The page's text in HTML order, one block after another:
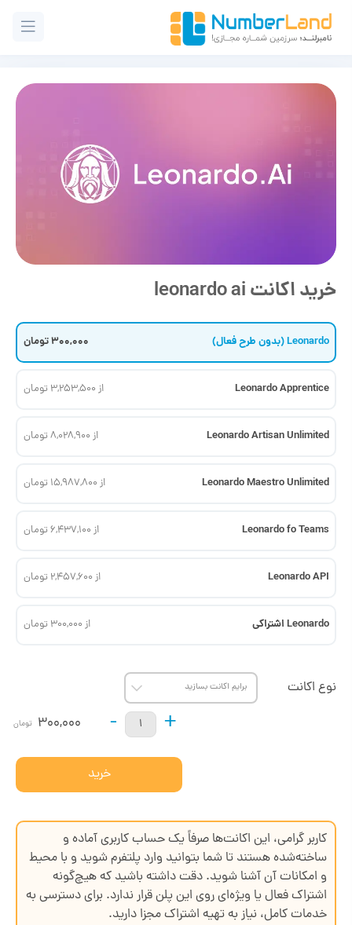
خرید اکانت leonardo ai
Leonardo (بدون طرح فعال) 300,000 تومان
Leonardo Apprentice از 3,253,500 تومان
Leonardo Artisan Unlimited از 8,028,900 تومان
Leonardo Maestro Unlimited از 15,987,800 تومان
Leonardo fo Teams از 6,437,100 تومان
Leonardo API از 2,457,600 تومان
Leonardo اشتراکی از 300,000 تومان
نوع اکانت
+
-
300,000 تومان
خرید
کاربر گرامی، این اکانت‌ها صرفاً یک حساب کاربری آماده و
ساخته‌شده هستند تا شما بتوانید وارد پلتفرم شوید و با محیط
و امکانات آن آشنا شوید. دقت داشته باشید که هیچ‌گونه
اشتراک فعال یا ویژه‌ای روی این پلن قرار ندارد. برای دسترسی به
خدمات کامل، نیاز به تهیه اشتراک مجزا دارید.